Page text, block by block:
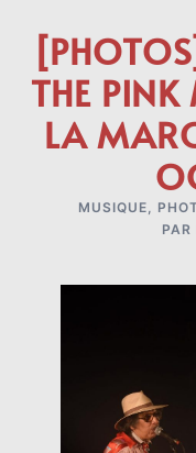
THE
LA
MUSIQUE
PAR